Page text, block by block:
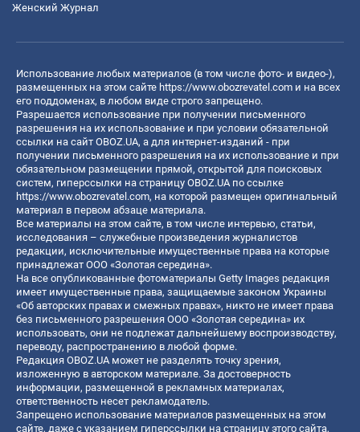
Женский Журнал
Использование любых материалов (в том числе фото- и видео-),
размещенных на этом сайте https://www.obozrevatel.com и на всех
его поддоменах, в любом виде строго запрещено.
Разрешается использование при получении письменного
разрешения на их использование и при условии обязательной
ссылки на сайт OBOZ.UA, а для интернет-изданий - при
получении письменного разрешения на их использование и при
обязательном размещении прямой, открытой для поисковых
систем, гиперссылки на страницу OBOZ.UA по ссылке
https://www.obozrevatel.com, на которой размещен оригинальный
материал в первом абзаце материала.
Все материалы на этом сайте, в том числе интервью, статьи,
исследования – служебные произведения журналистов
редакции, исключительные имущественные права на которые
принадлежат ООО «Золотая середина».
На все опубликованные фотоматериалы Getty Images редакция
имеет имущественные права, защищаемые законом Украины
«Об авторских правах и смежных правах», никто не имеет права
без письменного разрешения ООО «Золотая середина» их
использовать, они не подлежат дальнейшему воспроизводству,
переводу, распространению в любой форме.
Редакция OBOZ.UA может не разделять точку зрения,
изложенную в авторском материале. За достоверность
информации, размещенной в рекламных материалах,
ответственность несет рекламодатель.
Запрещено использование материалов размещенных на этом
сайте, даже с указанием гиперссылки на страницу этого сайта,